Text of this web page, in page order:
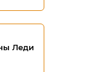
Леди